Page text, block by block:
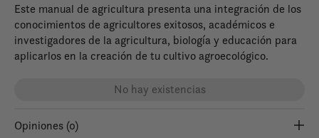
Este manual de agricultura presenta una integración de los
conocimientos de agricultores exitosos, académicos e
investigadores de la agricultura, biología y educación para
aplicarlos en la creación de tu cultivo agroecológico.
No hay existencias
Opiniones (0)